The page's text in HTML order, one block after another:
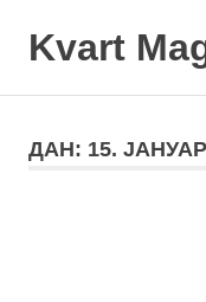
Kvart
vas!
ДАН: 15.